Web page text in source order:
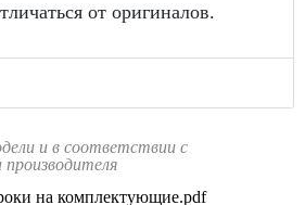
от оригиналов.
и в соответствии с
производителя
на комплектующие.pdf